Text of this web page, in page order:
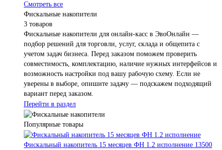
Смотреть все
Фискальные накопители
3 товаров
Фискальные накопители для онлайн-касс в ЭвоОнлайн —
подбор решений для торговли, услуг, склада и общепита с
учетом задач бизнеса. Перед заказом поможем проверить
совместимость, комплектацию, наличие нужных интерфейсов и
возможность настройки под вашу рабочую схему. Если не
уверены в выборе, опишите задачу — подскажем подходящий
вариант перед заказом.
Перейти в раздел
Популярные товары
Фискальный накопитель 15 месяцев ФН 1.2 исполнение 13500